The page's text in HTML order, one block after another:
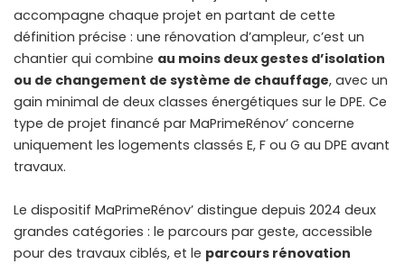
accompagne chaque projet en partant de cette
définition précise : une rénovation d’ampleur, c’est un
chantier qui combine au moins deux gestes d’isolation
ou de changement de système de chauffage, avec un
gain minimal de deux classes énergétiques sur le DPE. Ce
type de projet financé par MaPrimeRénov’ concerne
uniquement les logements classés E, F ou G au DPE avant
travaux.
Le dispositif MaPrimeRénov’ distingue depuis 2024 deux
grandes catégories : le parcours par geste, accessible
pour des travaux ciblés, et le parcours rénovation